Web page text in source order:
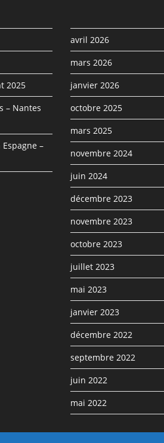
2025
– Nantes
–
avril 2026
mars 2026
janvier 2026
octobre 2025
mars 2025
novembre 2024
juin 2024
décembre 2023
novembre 2023
octobre 2023
juillet 2023
mai 2023
janvier 2023
décembre 2022
septembre 2022
juin 2022
mai 2022